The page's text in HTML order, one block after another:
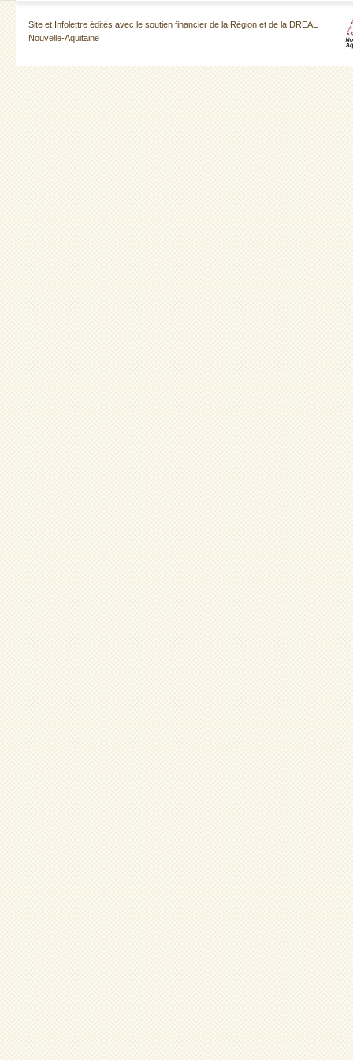
Site et Infolettre édités avec le soutien financier de la Région et de la DREAL
Nouvelle-Aquitaine